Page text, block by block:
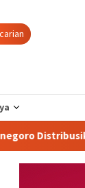
8.000